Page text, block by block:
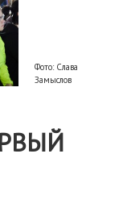
Фото: Слава
Замыслов